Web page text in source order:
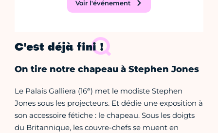
Voir l'événement
C'est déjà fini !
On tire notre chapeau à Stephen Jones
Le Palais Galliera (16e) met le modiste Stephen
Jones sous les projecteurs. Et dédie une exposition à
son accessoire fétiche : le chapeau. Sous les doigts
du Britannique, les couvre-chefs se muent en